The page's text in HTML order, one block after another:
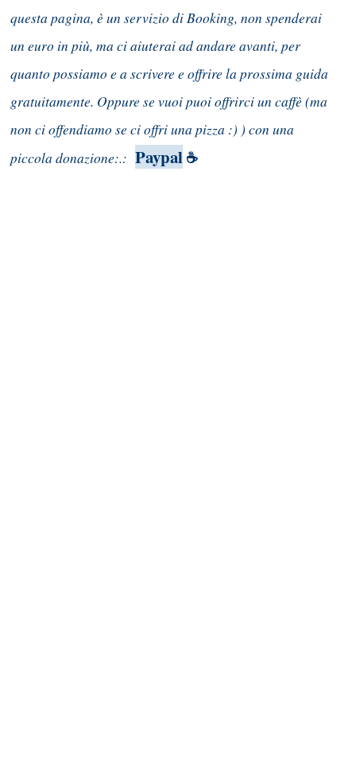
questa pagina, è un servizio di Booking, non spenderai
un euro in più, ma ci aiuterai ad andare avanti, per
quanto possiamo e a scrivere e offrire la prossima guida
gratuitamente. Oppure se vuoi puoi offrirci un caffè (ma
non ci offendiamo se ci offri una pizza :) ) con una
piccola donazione:.: Paypal ☕